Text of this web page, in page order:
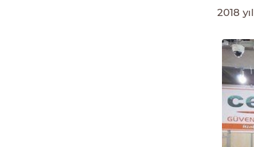
2018